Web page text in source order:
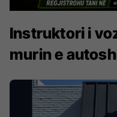
Instruktori i
murin e